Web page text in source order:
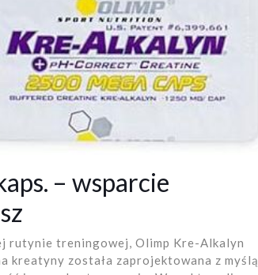
– wsparcie
rutynie treningowej, Olimp Kre-Alkalyn
kreatyny została zaprojektowana z myślą